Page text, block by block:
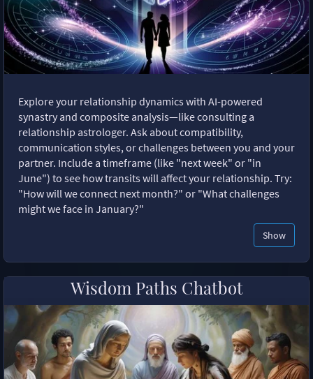
Explore your relationship dynamics with AI-powered
synastry and composite analysis—like consulting a
relationship astrologer. Ask about compatibility,
communication styles, or challenges between you and your
partner. Include a timeframe (like "next week" or "in
June") to see how transits will affect your relationship. Try:
"How will we connect next month?" or "What challenges
might we face in January?"
Show
Wisdom Paths Chatbot